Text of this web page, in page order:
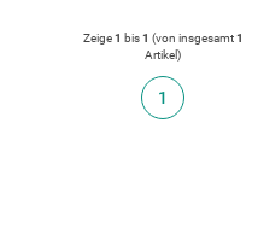
Zeige1 bis1 (von insgesamt1
Artikel)
1